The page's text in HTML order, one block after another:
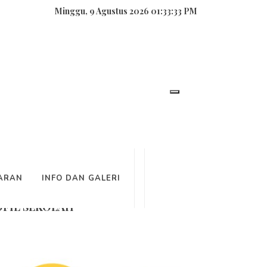
Minggu, 9 Agustus 2026 01:33:34 PM
INFO DAN GALERI
SEKOLAH